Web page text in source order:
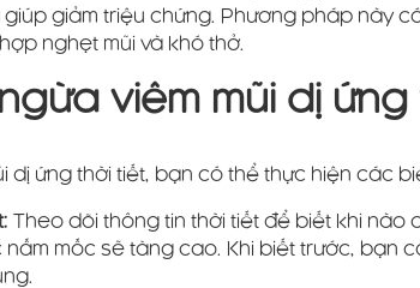
giảm triệu chứng. Phương pháp này
nghẹt mũi và khó thở.
viêm mũi dị ứng
dị ứng thời tiết, bạn có thể thực hiện các
Theo dõi thông tin thời tiết để biết khi nào
mốc sẽ tăng cao. Khi biết trước, bạn